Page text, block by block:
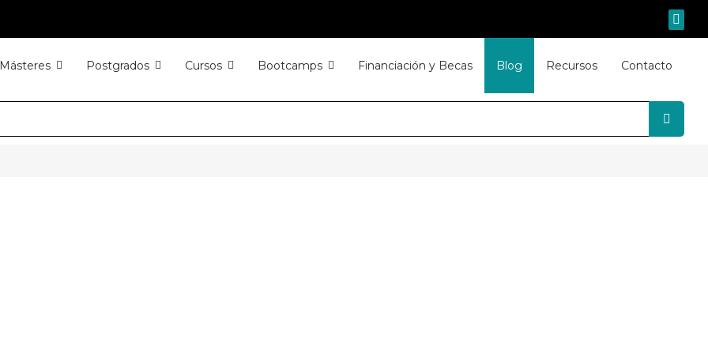
Másteres Postgrados Cursos Bootcamps Financiación y Becas Blog Recursos Contacto